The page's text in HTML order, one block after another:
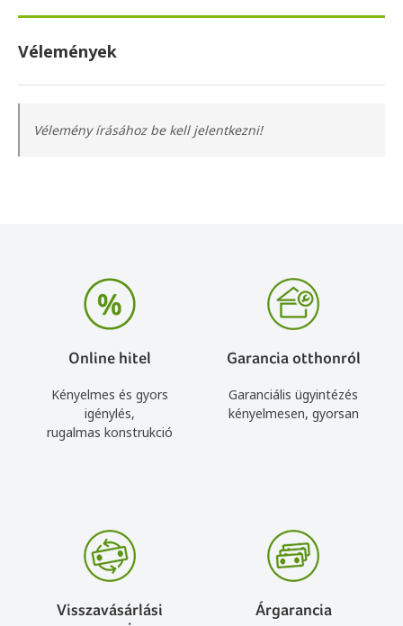
Vélemények
Vélemény írásához be kell jelentkezni!
Online hitel
Kényelmes és gyors
igénylés,
rugalmas konstrukció
Garancia otthonról
Garanciális ügyintézés
kényelmesen, gyorsan
Visszavásárlási
Árgarancia